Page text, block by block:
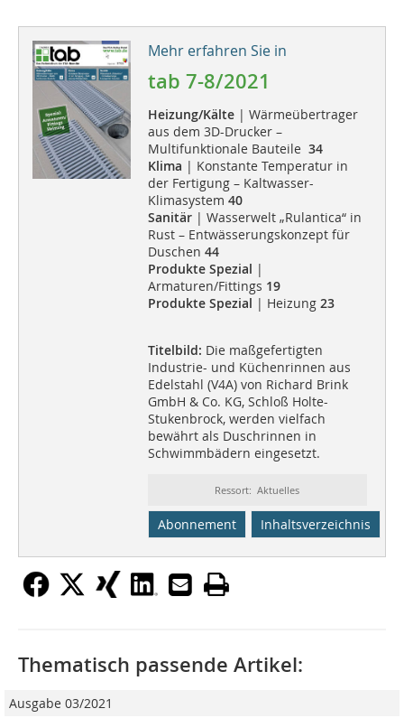
Mehr erfahren Sie in
tab 7-8/2021
Heizung/Kälte| Wärmeübertrager
aus dem 3D-Drucker –
Multifunktionale Bauteile 34
Klima | Konstante Temperatur in
der Fertigung – Kaltwasser-
Klimasystem 40
Sanitär| Wasserwelt „Rulantica“ in
Rust – Entwässerungskonzept für
Duschen 44
Produkte Spezial |
Armaturen/Fittings 19
Produkte Spezial | Heizung 23
Titelbild: Die maßgefertigten
Industrie- und Küchenrinnen aus
Edelstahl (V4A) von Richard Brink
GmbH & Co. KG, Schloß Holte-
Stukenbrock, werden vielfach
bewährt als Duschrinnen in
Schwimmbädern eingesetzt.
Ressort: Aktuelles
Abonnement Inhaltsverzeichnis
Thematisch passende Artikel:
Ausgabe 03/2021